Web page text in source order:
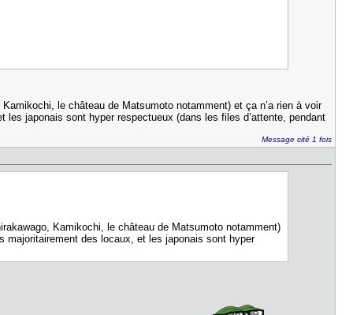
le château de Matsumoto notamment) et ça n’a rien à voir
les japonais sont hyper respectueux (dans les files d’attente, pendant
Message cité 1 fois
Kamikochi, le château de Matsumoto notamment)
majoritairement des locaux, et les japonais sont hyper